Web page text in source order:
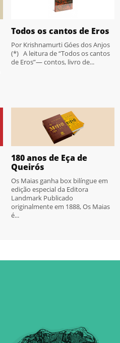
Todos os cantos de Eros
Por Krishnamurti Góes dos Anjos
(*) A leitura de “Todos os cantos
de Eros”— contos, livro de...
180 anos de Eça de
Queirós
Os Maias ganha box bilíngue em
edição especial da Editora
Landmark Publicado
originalmente em 1888, Os Maias
é...